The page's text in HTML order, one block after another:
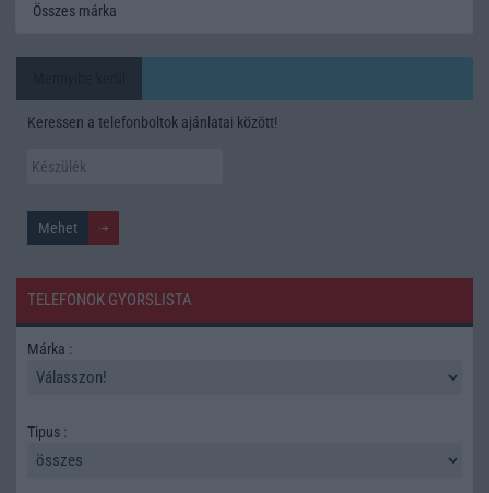
Összes márka
Keressen a telefonboltok ajánlatai között!
TELEFONOK GYORSLISTA
Márka :
Tipus :